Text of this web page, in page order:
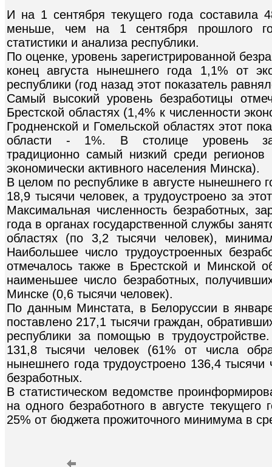
И на 1 сентября текущего года составила
меньше, чем на 1 сентября прошлого
статистики и анализа республики.
По оценке, уровень зарегистрированной
конец августа нынешнего года 1,1% от
республики (год назад этот показатель
Самый высокий уровень безработицы
Брестской областях (1,4% к численности
Гродненской и Гомельской областях этот
области - 1%. В столице уровень
традиционно самый низкий среди регионов
экономически активного населения Минска).
В целом по республике в августе нынешнего
18,9 тысячи человек, а трудоустроено за
Максимальная численность безработных,
года в органах государственной службы
областях (по 3,2 тысячи человек),
Наибольшее число трудоустроенных
отмечалось также в Брестской и Минской
наименьшее число безработных,
Минске (0,6 тысячи человек).
По данным Минстата, в Белоруссии в
поставлено 217,1 тысячи граждан,
республики за помощью в
131,8 тысячи человек (61% от числа
нынешнего года трудоустроено 136,4
безработных.
В статистическом ведомстве
на одного безработного в августе
25% от бюджета прожиточного минимума в